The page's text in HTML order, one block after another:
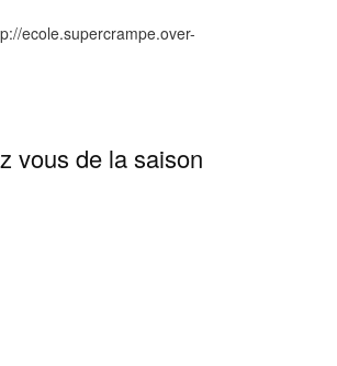
ecole.supercrampe.over-
vous de la saison